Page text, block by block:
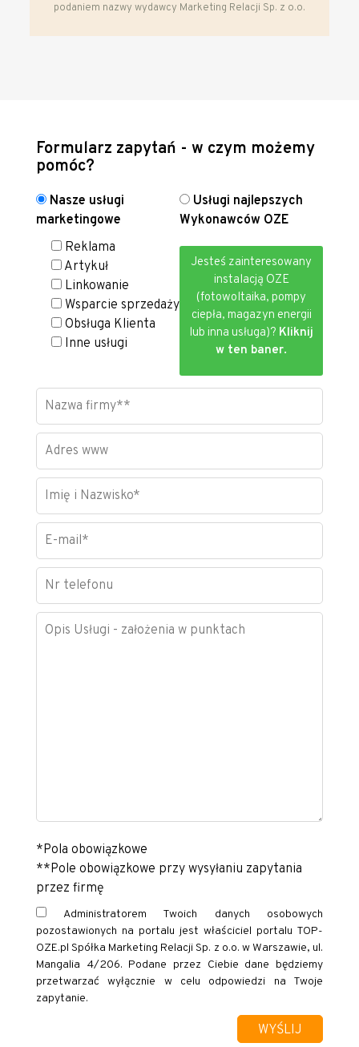
podaniem nazwy wydawcy Marketing Relacji Sp. z o.o.
Formularz zapytań - w czym możemy
pomóc?
Nasze usługi
marketingowe
Usługi najlepszych
Wykonawców OZE
Reklama
Artykuł
Linkowanie
Wsparcie sprzedaży
Obsługa Klienta
Inne usługi
Jesteś zainteresowany
instalacją OZE
(fotowoltaika, pompy
ciepła, magazyn energii
lub inna usługa)? Kliknij
w ten baner.
*Pola obowiązkowe
**Pole obowiązkowe przy wysyłaniu zapytania
przez firmę
Administratorem Twoich danych osobowych
pozostawionych na portalu jest właściciel portalu TOP-
OZE.pl Spółka Marketing Relacji Sp. z o.o. w Warszawie, ul.
Mangalia 4/206. Podane przez Ciebie dane będziemy
przetwarzać wyłącznie w celu odpowiedzi na Twoje
zapytanie.